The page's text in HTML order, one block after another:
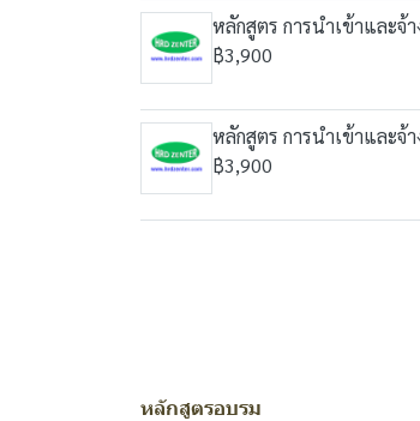
หลักสูตร การนำเข้าและจ้
฿3,900
หลักสูตร การนำเข้าและจ้
฿3,900
หลักสูตรอบรม